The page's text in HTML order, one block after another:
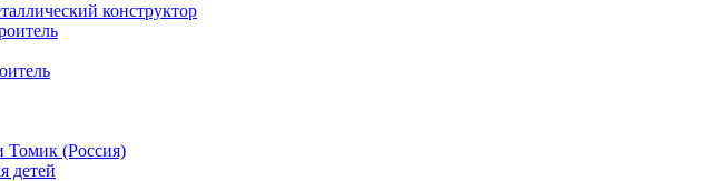
конструктор
Томик (Россия)
детей